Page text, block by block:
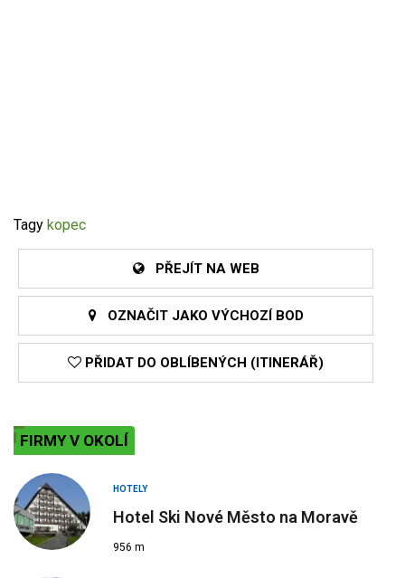
Tagy kopec
PŘEJÍT NA WEB
OZNAČIT JAKO VÝCHOZÍ BOD
PŘIDAT DO OBLÍBENÝCH (ITINERÁŘ)
FIRMY V OKOLÍ
HOTELY
Hotel Ski Nové Město na Moravě
956 m